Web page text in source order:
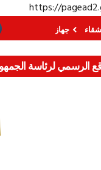
https://
مستقبل مصر نموذجا.. لماذا
الرسمي لرئاسة